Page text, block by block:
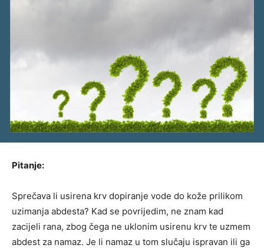
Pitanje:
Sprečava li usirena krv dopiranje vode do kože prilikom
uzimanja abdesta? Kad se povrijedim, ne znam kad
zacijeli rana, zbog čega ne uklonim usirenu krv te uzmem
abdest za namaz. Je li namaz u tom slučaju ispravan ili ga